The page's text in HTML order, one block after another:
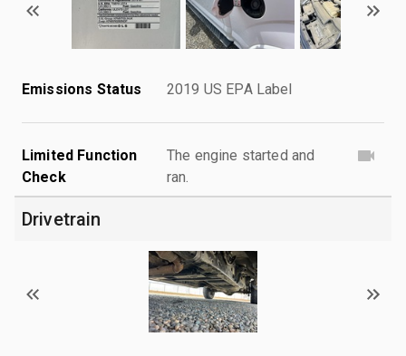
Emissions Status 2019 US EPA Label
Limited Function
Check
The engine started and
ran.
Drivetrain